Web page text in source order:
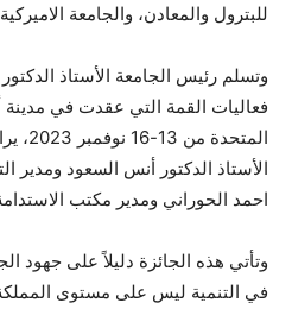
للبترول والمعادن، والجامعة
وتسلم رئيس الجامعة الأستاذ
فعاليات القمة التي عقدت في مدينة
الأستاذ الدكتور أنس السعود ومدير
احمد الحوراني ومدير مكتب
وتأتي هذه الجائزة دليلاً على جهود
في التنمية ليس على مستوى